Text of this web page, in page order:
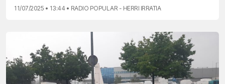
11/07/2025 • 13:44 • RADIO POPULAR - HERRI IRRATIA